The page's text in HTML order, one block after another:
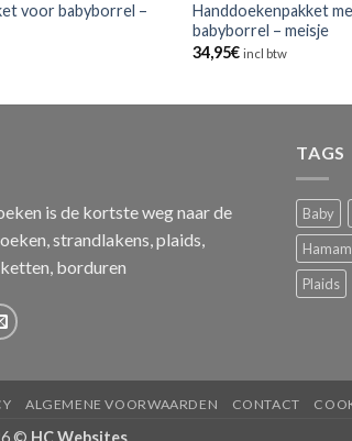
voor babyborrel –
Handdoekenpakket
babyborrel – meisje
34,95€ incl btw
is de kortste weg naar de
strandlakens, plaids,
borduren
TAGS
Baby
Plaids
ALGEMENE VOORWAARDEN CONTACT